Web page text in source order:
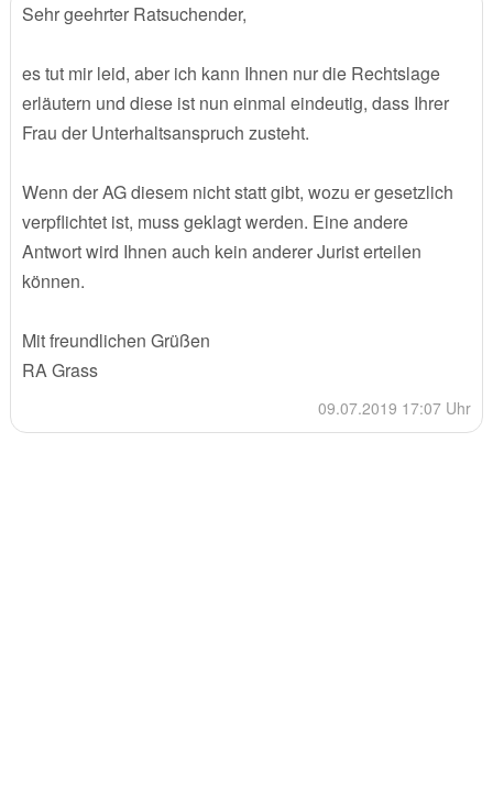
Sehr geehrter Ratsuchender,
es tut mir leid, aber ich kann Ihnen nur die Rechtslage
erläutern und diese ist nun einmal eindeutig, dass Ihrer
Frau der Unterhaltsanspruch zusteht.
Wenn der AG diesem nicht statt gibt, wozu er gesetzlich
verpflichtet ist, muss geklagt werden. Eine andere
Antwort wird Ihnen auch kein anderer Jurist erteilen
können.
Mit freundlichen Grüßen
RA Grass
09.07.2019 17:07 Uhr